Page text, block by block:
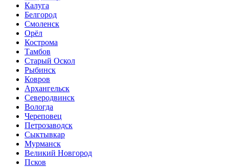
Калуга
Белгород
Смоленск
Орёл
Кострома
Тамбов
Старый Оскол
Рыбинск
Ковров
Архангельск
Северодвинск
Вологда
Череповец
Петрозаводск
Сыктывкар
Мурманск
Великий Новгород
Псков